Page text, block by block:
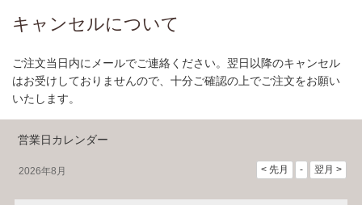
キャンセルについて
ご注文当日内にメールでご連絡ください。翌日以降のキャンセル
はお受けしておりませんので、十分ご確認の上でご注文をお願い
いたします。
営業日カレンダー
2026年8月